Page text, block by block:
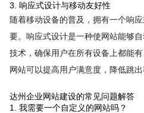
3. 响应式设计与移动友好性
随着移动设备的普及，拥有一个响
要。响应式设计是一种使网站能够
技术，确保用户在所有设备上都能
网站可以提高用户满意度，降低跳出
达州企业网站建设的常见问题解答
1. 我需要一个自定义的网站吗？